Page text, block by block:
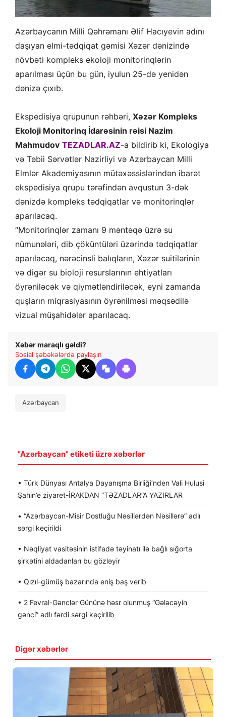
Azərbaycanın Milli Qəhrəmanı Əlif Hacıyevin adını
daşıyan elmi-tədqiqat gəmisi Xəzər dənizində
növbəti kompleks ekoloji monitorinqlərin
aparılması üçün bu gün, iyulun 25-də yenidən
dənizə çıxıb.
Ekspedisiya qrupunun rəhbəri, Xəzər Kompleks
Ekoloji Monitorinq İdarəsinin rəisi Nazim
Mahmudov TEZADLAR.AZ-a bildirib ki, Ekologiya
və Təbii Sərvətlər Nazirliyi və Azərbaycan Milli
Elmlər Akademiyasının mütəxəssislərindən ibarət
ekspedisiya qrupu tərəfindən avqustun 3-dək
dənizdə kompleks tədqiqatlar və monitorinqlər
aparılacaq.
“Monitorinqlər zamanı 9 məntəqə üzrə su
nümunələri, dib çöküntüləri üzərində tədqiqatlar
aparılacaq, nərəcinsli balıqların, Xəzər suitilərinin
və digər su bioloji resurslarının ehtiyatları
öyrəniləcək və qiymətləndiriləcək, eyni zamanda
quşların miqrasiyasının öyrənilməsi məqsədilə
vizual müşahidələr aparılacaq.
Xəbər maraqlı gəldi?
Sosial şəbəkələrdə paylaşın
Azərbaycan
"Azərbaycan" etiketi üzrə xəbərlər
• Türk Dünyası Antalya Dayanışma Birliği’nden Vali Hulusi
Şahin’e ziyaret-İRAKDAN “TƏZADLAR”A YAZIRLAR
• “Azərbaycan-Misir Dostluğu Nəsillərdən Nəsillərə” adlı
sərgi keçirildi
• Nəqliyat vasitəsinin istifadə təyinatı ilə bağlı sığorta
şirkətini aldadanları bu gözləyir
• Qızıl-gümüş bazarında eniş baş verib
• 2 Fevral-Gənclər Gününə həsr olunmuş “Gələcəyin
gənci” adlı fərdi sərgi keçirilib
Digər xəbərlər